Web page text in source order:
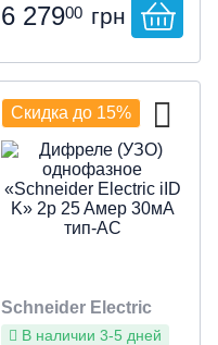
6 27900 грн
Скидка до 15%
Schneider Electric
В наличии 3-5 дней